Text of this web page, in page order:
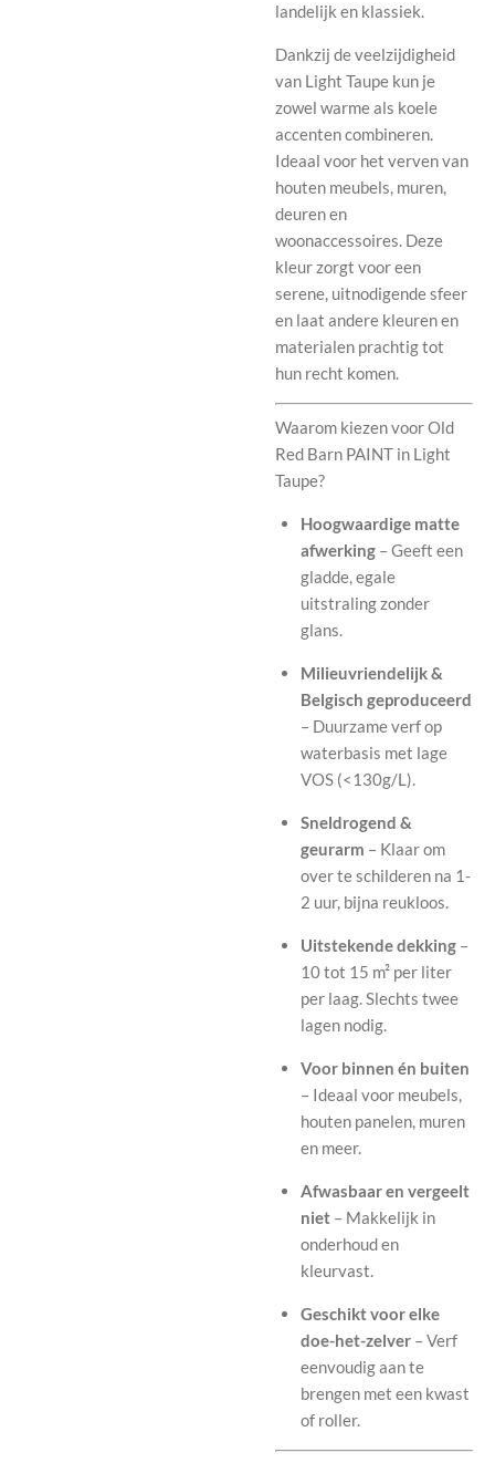
landelijk en klassiek.
Dankzij de veelzijdigheid
van Light Taupe kun je
zowel warme als koele
accenten combineren.
Ideaal voor het verven van
houten meubels, muren,
deuren en
woonaccessoires. Deze
kleur zorgt voor een
serene, uitnodigende sfeer
en laat andere kleuren en
materialen prachtig tot
hun recht komen.
Waarom kiezen voor Old
Red Barn PAINT in Light
Taupe?
Hoogwaardige matte
afwerking– Geeft een
gladde, egale
uitstraling zonder
glans.
Milieuvriendelijk &
Belgisch geproduceerd
– Duurzame verf op
waterbasis met lage
VOS (<130g/L).
Sneldrogend &
geurarm – Klaar om
over te schilderen na 1-
2 uur, bijna reukloos.
Uitstekende dekking–
10 tot 15 m² per liter
per laag. Slechts twee
lagen nodig.
Voor binnen én buiten
– Ideaal voor meubels,
houten panelen, muren
en meer.
Afwasbaar en vergeelt
niet– Makkelijk in
onderhoud en
kleurvast.
Geschikt voor elke
doe-het-zelver– Verf
eenvoudig aan te
brengen met een kwast
of roller.